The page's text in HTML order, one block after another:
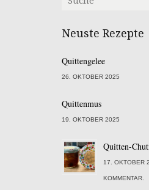
Neuste Rezepte
Quittengelee
26. OKTOBER 2025
Quittenmus
19. OKTOBER 2025
Quitten-
17. OKTOBER
KOMMENTAR.